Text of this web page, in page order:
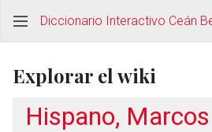
Diccionario Interactivo Ceán
Explorar el wiki
Hispano, Marcos